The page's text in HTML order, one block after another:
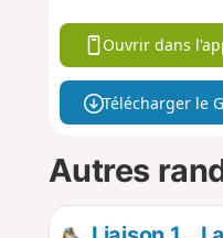
Ouvrir dans
Télécharger le
Autres